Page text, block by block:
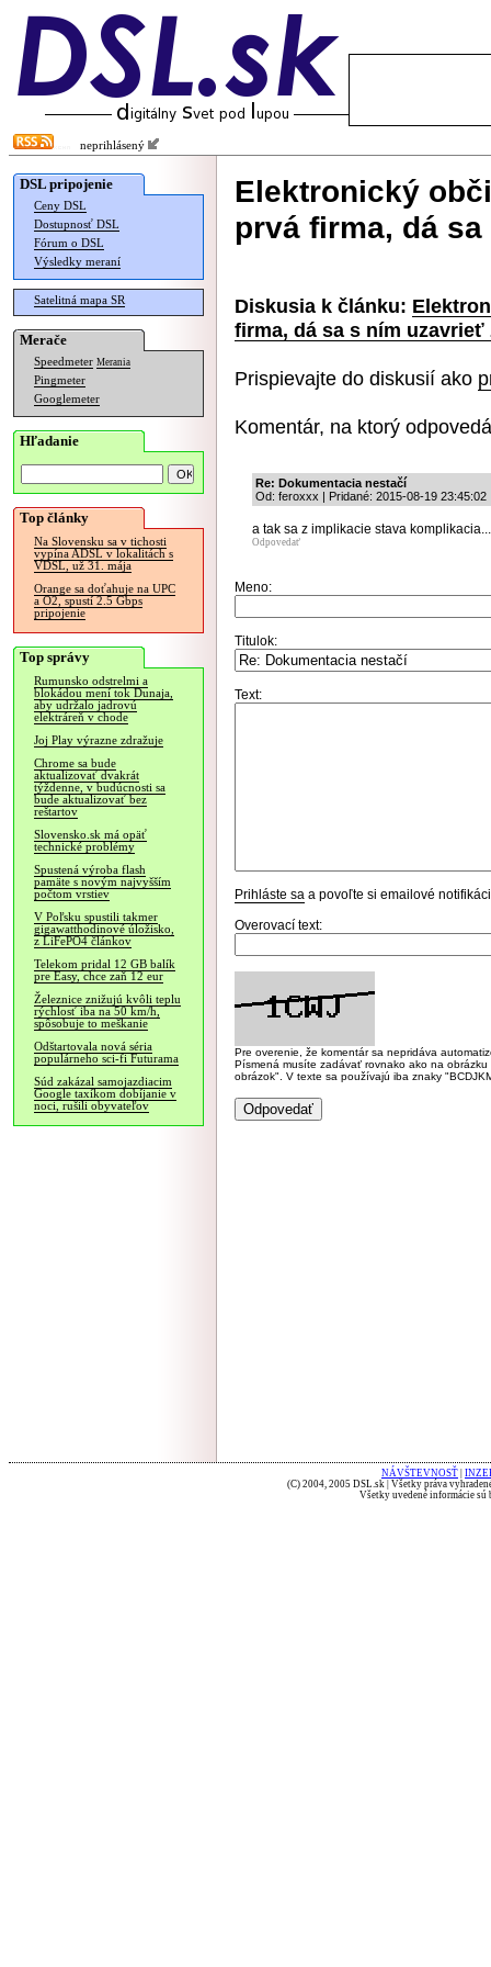
neprihlásený
DSL pripojenie
Ceny DSL
Dostupnosť DSL
Fórum o DSL
Výsledky meraní
Satelitná mapa SR
Merače
Speedmeter Merania
Pingmeter
Googlemeter
Hľadanie
Top články
Na Slovensku sa v tichosti
vypína ADSL v lokalitách s
VDSL, už 31. mája
Orange sa doťahuje na UPC
a O2, spustí 2.5 Gbps
pripojenie
Top správy
Rumunsko odstrelmi a
blokádou mení tok Dunaja,
aby udržalo jadrovú
elektráreň v chode
Joj Play výrazne zdražuje
Chrome sa bude
aktualizovať dvakrát
týždenne, v budúcnosti sa
bude aktualizovať bez
reštartov
Slovensko.sk má opäť
technické problémy
Spustená výroba flash
pamäte s novým najvyšším
počtom vrstiev
V Poľsku spustili takmer
gigawatthodinové úložisko,
z LiFePO4 článkov
Telekom pridal 12 GB balík
pre Easy, chce zaň 12 eur
Železnice znižujú kvôli teplu
rýchlosť iba na 50 km/h,
spôsobuje to meškanie
Odštartovala nová séria
populárneho sci-fi Futurama
Súd zakázal samojazdiacim
Google taxíkom dobíjanie v
noci, rušili obyvateľov
Elektronický
prvá firma, dá
Diskusia k článku:
firma, dá sa s ním uzavrieť
Prispievajte do diskusií ako
Komentár, na ktorý
Re: Dokumentacia nestačí
Od: feroxxx | Pridané: 2015-08-19 23:45:02
a tak sa z implikacie stava komplikacia...
Odpovedať
Meno:
Titulok:
Text:
Prihláste sa a povoľte si emailové
Overovací text:
Pre overenie, že komentár sa nepridáva
Písmená musíte zadávať rovnako ako na
obrázok". V texte sa používajú iba znaky
NÁVŠTEVNOSŤ
(C) 2004, 2005 DSL.sk | Všetky práva
Všetky uvedené informácie sú